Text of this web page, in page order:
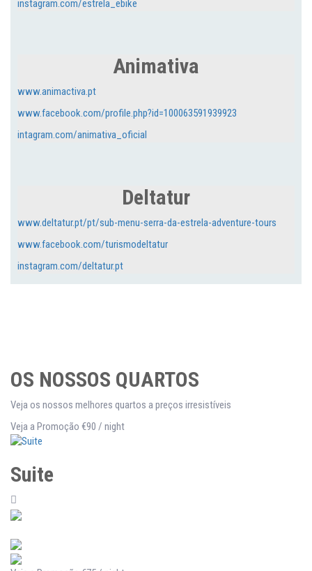
instagram.com/estrela_ebike
Animativa
www.animactiva.pt
www.facebook.com/profile.php?id=100063591939923
intagram.com/animativa_oficial
Deltatur
www.deltatur.pt/pt/sub-menu-serra-da-estrela-adventure-tours
www.facebook.com/turismodeltatur
instagram.com/deltatur.pt
OS NOSSOS QUARTOS
Veja os nossos melhores quartos a preços irresistíveis
Veja a Promoção €90 / night
Suite